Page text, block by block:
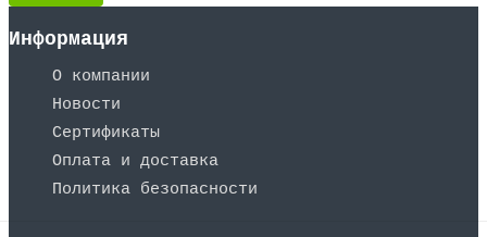
Информация
О компании
Новости
Сертификаты
Оплата и доставка
Политика безопасности